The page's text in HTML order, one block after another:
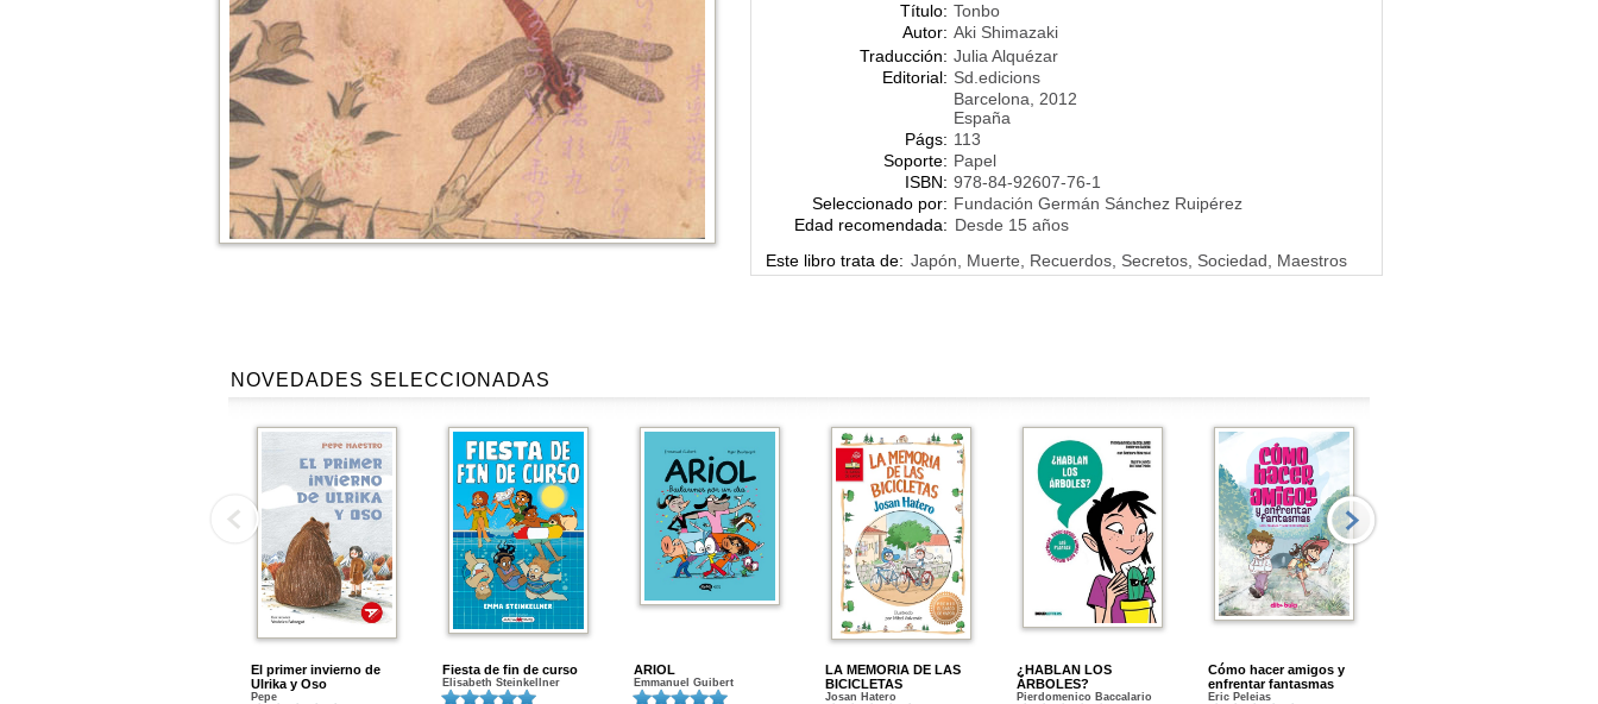
Título: Tonbo
Autor: Aki Shimazaki
Traducción: Julia Alquézar
Editorial: Sd.edicions
Barcelona, 2012
España
Págs: 113
Soporte: Papel
ISBN: 978-84-92607-76-1
Seleccionado por: Fundación Germán Sánchez Ruipérez
Edad recomendada: Desde 15 años
Este libro trata de: Japón, Muerte, Recuerdos, Secretos, Sociedad, Maestros
NOVEDADES SELECCIONADAS
El primer invierno de
Ulrika y Oso
Pepe
Fiesta de fin de curso
Elisabeth Steinkellner
ARIOL
Emmanuel Guibert
LA MEMORIA DE LAS
BICICLETAS
Josan Hatero
¿HABLAN LOS
ÁRBOLES?
Pierdomenico Baccalario
Cómo hacer amigos y
enfrentar fantasmas
Eric Peleias